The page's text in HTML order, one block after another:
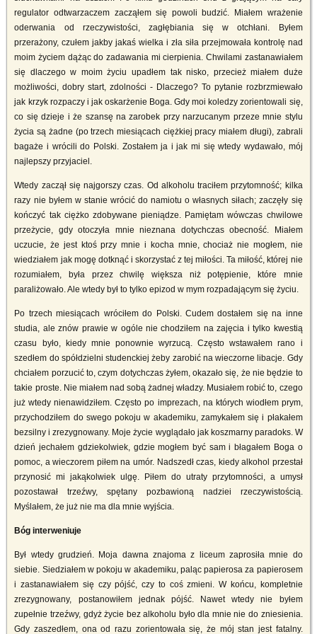
regulator odtwarzaczem zacząłem się powoli budzić. Miałem wrażenie
oderwania od rzeczywistości, zagłębiania się w otchłani. Byłem
przerażony, czułem jakby jakaś wielka i zła siła przejmowała kontrolę nad
moim życiem dążąc do zadawania mi cierpienia. Chwilami zastanawiałem
się dlaczego w moim życiu upadłem tak nisko, przecież miałem duże
możliwości, dobry start, zdolności - Dlaczego? To pytanie rozbrzmiewało
jak krzyk rozpaczy i jak oskarżenie Boga. Gdy moi koledzy zorientowali się,
co się dzieje i że szansę na zarobek przy narzucanym przeze mnie stylu
życia są żadne (po trzech miesiącach ciężkiej pracy miałem długi), zabrali
bagaże i wrócili do Polski. Zostałem ja i jak mi się wtedy wydawało, mój
najlepszy przyjaciel.
Wtedy zaczął się najgorszy czas. Od alkoholu traciłem przytomność; kilka
razy nie byłem w stanie wrócić do namiotu o własnych siłach; zaczęły się
kończyć tak ciężko zdobywane pieniądze. Pamiętam wówczas chwilowe
przeżycie, gdy otoczyła mnie nieznana dotychczas obecność. Miałem
uczucie, że jest ktoś przy mnie i kocha mnie, chociaż nie mogłem, nie
wiedziałem jak mogę dotknąć i skorzystać z tej miłości. Ta miłość, której nie
rozumiałem, była przez chwilę większa niż potępienie, które mnie
paraliżowało. Ale wtedy był to tylko epizod w mym rozpadającym się życiu.
Po trzech miesiącach wróciłem do Polski. Cudem dostałem się na inne
studia, ale znów prawie w ogóle nie chodziłem na zajęcia i tylko kwestią
czasu było, kiedy mnie ponownie wyrzucą. Często wstawałem rano i
szedłem do spółdzielni studenckiej żeby zarobić na wieczorne libacje. Gdy
chciałem porzucić to, czym dotychczas żyłem, okazało się, że nie będzie to
takie proste. Nie miałem nad sobą żadnej władzy. Musiałem robić to, czego
już wtedy nienawidziłem. Często po imprezach, na których wiodłem prym,
przychodziłem do swego pokoju w akademiku, zamykałem się i płakałem
bezsilny i zrezygnowany. Moje życie wyglądało jak koszmarny paradoks. W
dzień jechałem gdziekolwiek, gdzie mogłem być sam i błagałem Boga o
pomoc, a wieczorem piłem na umór. Nadszedł czas, kiedy alkohol przestał
przynosić mi jakąkolwiek ulgę. Piłem do utraty przytomności, a umysł
pozostawał trzeźwy, spętany pozbawioną nadziei rzeczywistością.
Myślałem, że już nie ma dla mnie wyjścia.
Bóg interweniuje
Był wtedy grudzień. Moja dawna znajoma z liceum zaprosiła mnie do
siebie. Siedziałem w pokoju w akademiku, paląc papierosa za papierosem
i zastanawiałem się czy pójść, czy to coś zmieni. W końcu, kompletnie
zrezygnowany, postanowiłem jednak pójść. Nawet wtedy nie byłem
zupełnie trzeźwy, gdyż życie bez alkoholu było dla mnie nie do zniesienia.
Gdy zaszedłem, ona od razu zorientowała się, że mój stan jest fatalny.